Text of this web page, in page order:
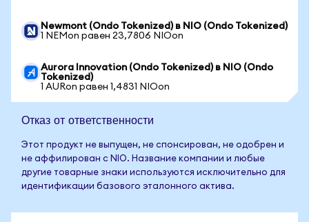
Newmont (Ondo Tokenized) в NIO (Ondo Tokenized)
1 NEMon равен 23,7806 NIOon
Aurora Innovation (Ondo Tokenized) в NIO (Ondo
Tokenized)
1 AURon равен 1,4831 NIOon
Отказ от ответственности
Этот продукт не выпущен, не спонсирован, не одобрен и
не аффилирован с NIO. Название компании и любые
другие товарные знаки используются исключительно для
идентификации базового эталонного актива.